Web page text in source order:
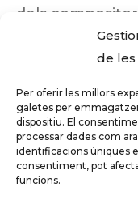
de les
Per oferir les millors
galetes per
dispositiu. El
processar dades com
identificacions úniques
consentiment, pot
funcions.
dels
Tots els